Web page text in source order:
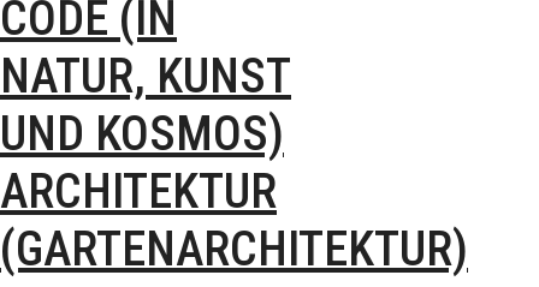
CODE (IN
NATUR, KUNST
UND KOSMOS)
ARCHITEKTUR
(GARTENARCHITEKTUR)